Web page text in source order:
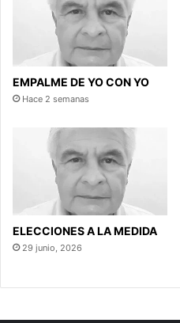
EMPALME DE YO CON YO
Hace 2 semanas
ELECCIONES A LA MEDIDA
29 junio, 2026